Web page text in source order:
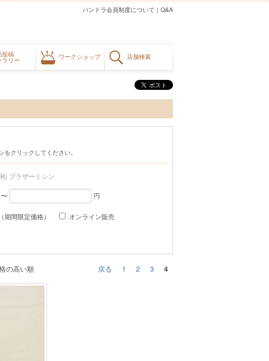
投稿
ラリー
ワークショップ 店舗検索
Q&A
｜
パンドラ会員制度について
クリックしてください。
) ブラザーミシン
円
期間限定価格） オンライン販売
戻る 1 2 3 4
の高い順